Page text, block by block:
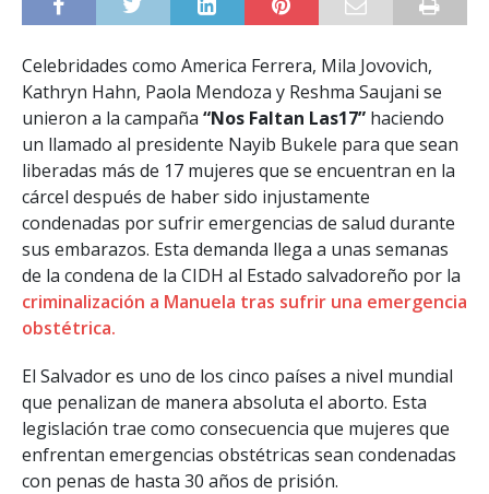
Celebridades como America Ferrera, Mila Jovovich,
Kathryn Hahn, Paola Mendoza y Reshma Saujani se
unieron a la campaña “Nos Faltan Las17” haciendo
un llamado al presidente Nayib Bukele para que sean
liberadas más de 17 mujeres que se encuentran en la
cárcel después de haber sido injustamente
condenadas por sufrir emergencias de salud durante
sus embarazos. Esta demanda llega a unas semanas
de la condena de la CIDH al Estado salvadoreño por la
criminalización a Manuela tras sufrir una emergencia
obstétrica.
El Salvador es uno de los cinco países a nivel mundial
que penalizan de manera absoluta el aborto. Esta
legislación trae como consecuencia que mujeres que
enfrentan emergencias obstétricas sean condenadas
con penas de hasta 30 años de prisión.